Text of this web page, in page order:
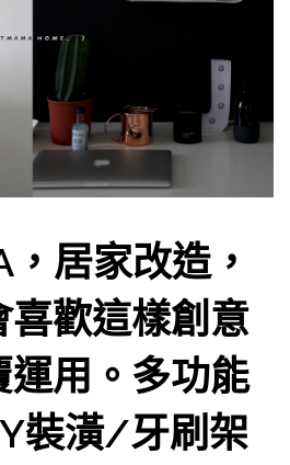
居家改造，
喜歡這樣創意
運用。多功能
裝潢/牙刷架